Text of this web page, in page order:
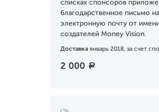
списках спонсоров
благодарственное письмо на
электронную почту от
создателей Money Vision.
Доставка январь 2018, за счет
2 000 a